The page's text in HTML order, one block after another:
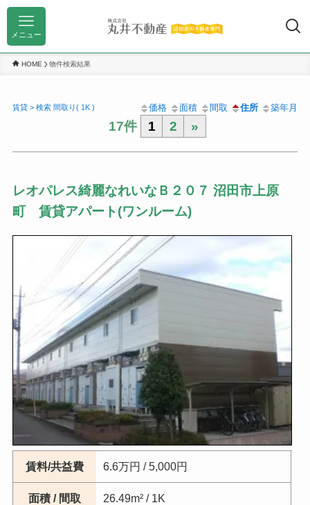
メニュー
HOME 物件検索結果
賃貸 > 検索 間取り( 1K ) 価格 面積 間取 住所 築年月
17件 1 2 »
レオパレス綺麗なれいなＢ２０７ 沼田市上原
町 賃貸アパート(ワンルーム)
賃料/共益費 6.6万円 / 5,000円
面積 / 間取 26.49m² / 1K